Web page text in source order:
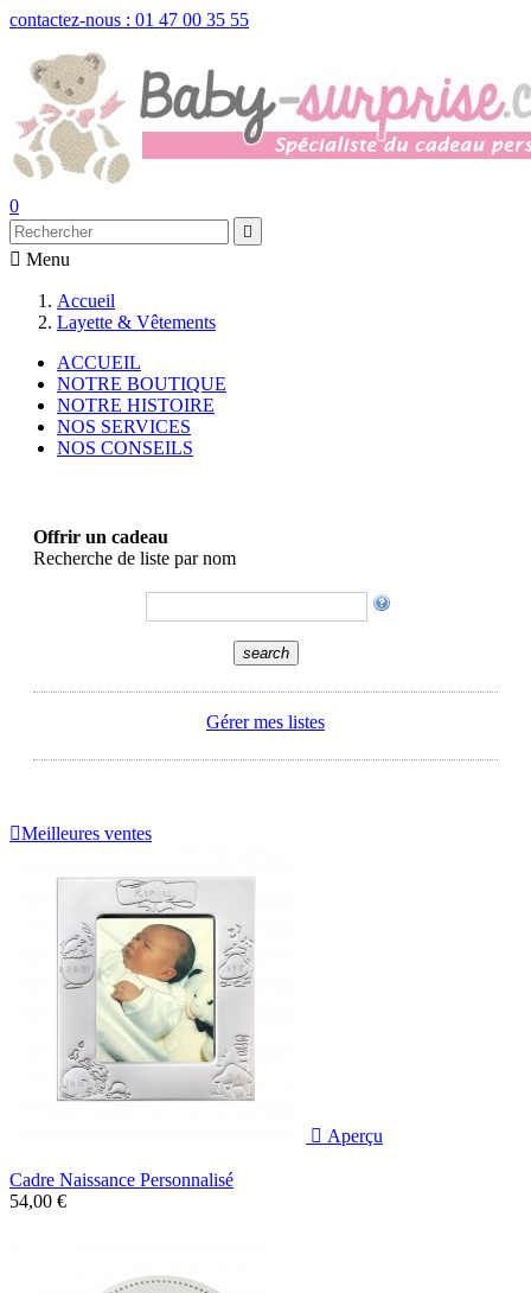
contactez-nous : 01 47 00 35 55
0

 Menu
Accueil
Layette & Vêtements
ACCUEIL
NOTRE BOUTIQUE
NOTRE HISTOIRE
NOS SERVICES
NOS CONSEILS
Offrir un cadeau
Recherche de liste par nom
search
Gérer mes listes
Meilleures ventes
 Aperçu
Cadre Naissance Personnalisé
54,00 €